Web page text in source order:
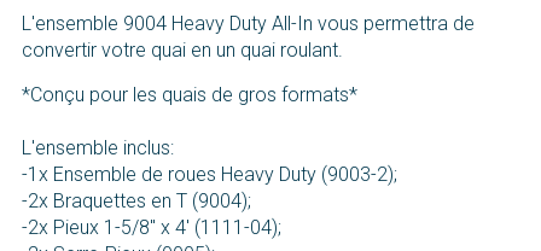
L'ensemble 9004 Heavy Duty All-In vous permettra de
convertir votre quai en un quai roulant.
*Conçu pour les quais de gros formats*
L'ensemble inclus:
-1x Ensemble de roues Heavy Duty (9003-2);
-2x Braquettes en T (9004);
-2x Pieux 1-5/8'' x 4' (1111-04);